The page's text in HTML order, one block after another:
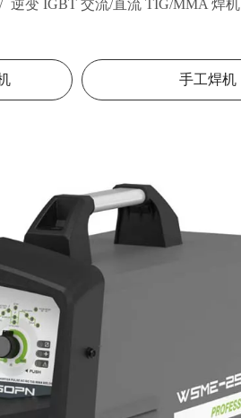
/ 逆变 IGBT 交流/直流 TIG/MMA 焊机
手工焊机